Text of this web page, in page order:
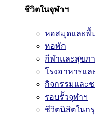
ชีวิตในจุฬาฯ
หอสมุดและพื้
หอพัก
กีฬาและสุขภ
โรงอาหารแล
กิจกรรมและ
รอบรั้วจุฬาฯ
ชีวิตนิสิตในกรุ